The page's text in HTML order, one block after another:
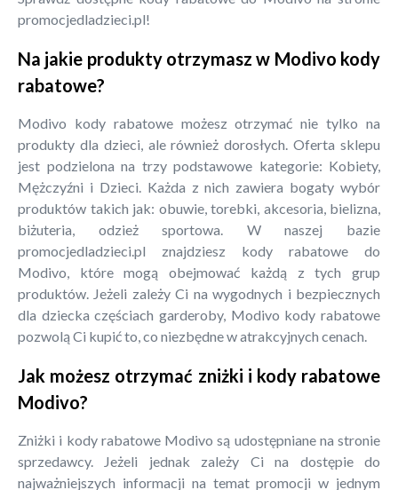
promocjedladzieci.pl!
Na jakie produkty otrzymasz w Modivo kody
rabatowe?
Modivo kody rabatowe możesz otrzymać nie tylko na
produkty dla dzieci, ale również dorosłych. Oferta sklepu
jest podzielona na trzy podstawowe kategorie: Kobiety,
Mężczyźni i Dzieci. Każda z nich zawiera bogaty wybór
produktów takich jak: obuwie, torebki, akcesoria, bielizna,
biżuteria, odzież sportowa. W naszej bazie
promocjedladzieci.pl znajdziesz kody rabatowe do
Modivo, które mogą obejmować każdą z tych grup
produktów. Jeżeli zależy Ci na wygodnych i bezpiecznych
dla dziecka częściach garderoby, Modivo kody rabatowe
pozwolą Ci kupić to, co niezbędne w atrakcyjnych cenach.
Jak możesz otrzymać zniżki i kody rabatowe
Modivo?
Zniżki i kody rabatowe Modivo są udostępniane na stronie
sprzedawcy. Jeżeli jednak zależy Ci na dostępie do
najważniejszych informacji na temat promocji w jednym